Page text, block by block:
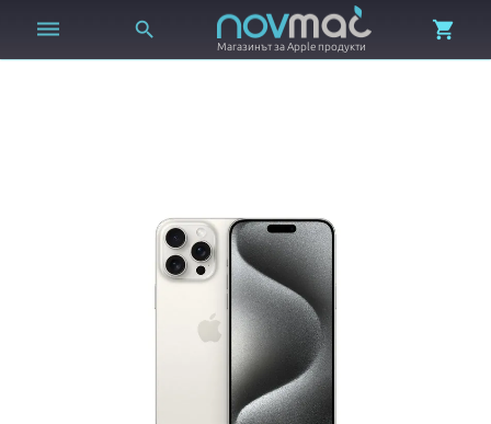
 
Магазинът за Apple продукти
